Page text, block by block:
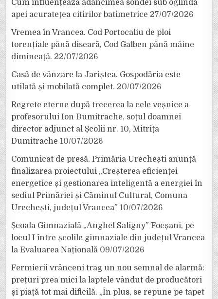
Cum influențează adâncimea sondei sub oglinda
apei acuratețea citirilor batimetrice 27/07/2026
Vremea în Vrancea. Cod Portocaliu de ploi
torențiale până diseară, Cod Galben până mâine
dimineață. 22/07/2026
Casă de vânzare la Jariștea. Gospodăria este
utilată și mobilată complet. 20/07/2026
Regrete eterne după trecerea la cele veșnice a
profesorului Ion Dumitrache, soțul doamnei
director adjunct al Școlii nr. 10, Mitrița
Dumitrache 10/07/2026
Comunicat de presă. Primăria Urechești anunță
finalizarea proiectului „Creșterea eficienței
energetice și gestionarea inteligentă a energiei în
sediul Primăriei și Căminul Cultural, Comuna
Urechești, județul Vrancea” 10/07/2026
Școala Gimnazială „Anghel Saligny” Focșani, pe
locul I între școlile gimnaziale din județul Vrancea
la Evaluarea Națională 09/07/2026
Fermierii vrânceni trag un nou semnal de alarmă:
prețuri prea mici la laptele vândut de producători
și piață tot mai dificilă. „În plus, se repune pe tapet